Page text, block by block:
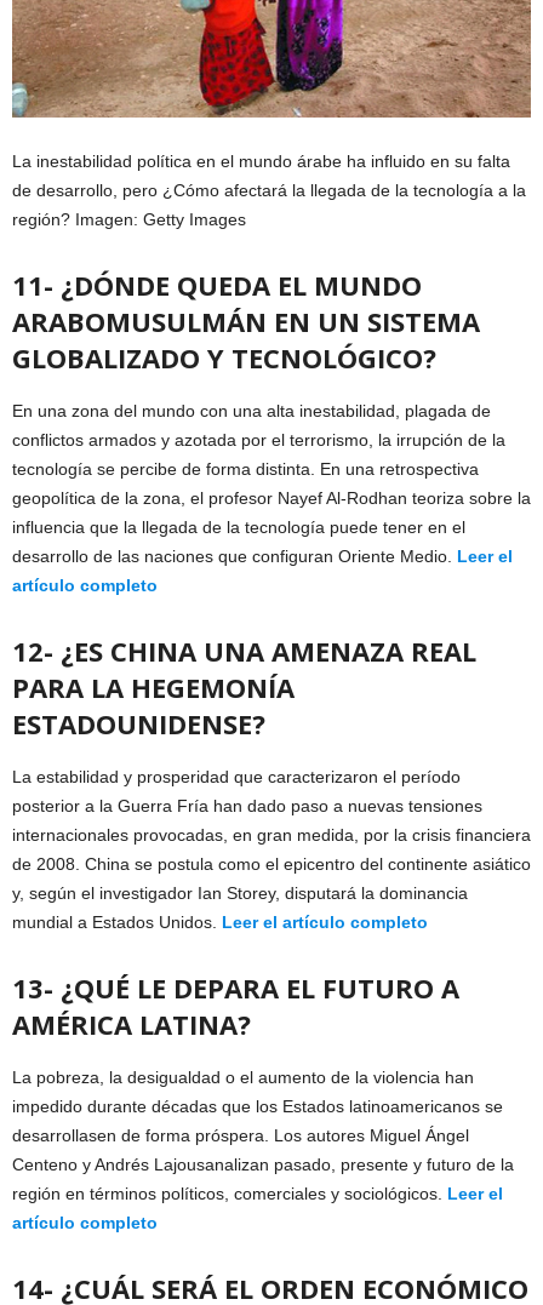
La inestabilidad política en el mundo árabe ha influido en su falta
de desarrollo, pero ¿Cómo afectará la llegada de la tecnología a la
región? Imagen: Getty Images
11- ¿DÓNDE QUEDA EL MUNDO
ARABOMUSULMÁN EN UN SISTEMA
GLOBALIZADO Y TECNOLÓGICO?
En una zona del mundo con una alta inestabilidad, plagada de
conflictos armados y azotada por el terrorismo, la irrupción de la
tecnología se percibe de forma distinta. En una retrospectiva
geopolítica de la zona, el profesor Nayef Al-Rodhan teoriza sobre la
influencia que la llegada de la tecnología puede tener en el
desarrollo de las naciones que configuran Oriente Medio. Leer el
artículo completo
12- ¿ES CHINA UNA AMENAZA REAL
PARA LA HEGEMONÍA
ESTADOUNIDENSE?
La estabilidad y prosperidad que caracterizaron el período
posterior a la Guerra Fría han dado paso a nuevas tensiones
internacionales provocadas, en gran medida, por la crisis financiera
de 2008. China se postula como el epicentro del continente asiático
y, según el investigador Ian Storey, disputará la dominancia
mundial a Estados Unidos. Leer el artículo completo
13- ¿QUÉ LE DEPARA EL FUTURO A
AMÉRICA LATINA?
La pobreza, la desigualdad o el aumento de la violencia han
impedido durante décadas que los Estados latinoamericanos se
desarrollasen de forma próspera. Los autores Miguel Ángel
Centeno y Andrés Lajousanalizan pasado, presente y futuro de la
región en términos políticos, comerciales y sociológicos. Leer el
artículo completo
14- ¿CUÁL SERÁ EL ORDEN ECONÓMICO